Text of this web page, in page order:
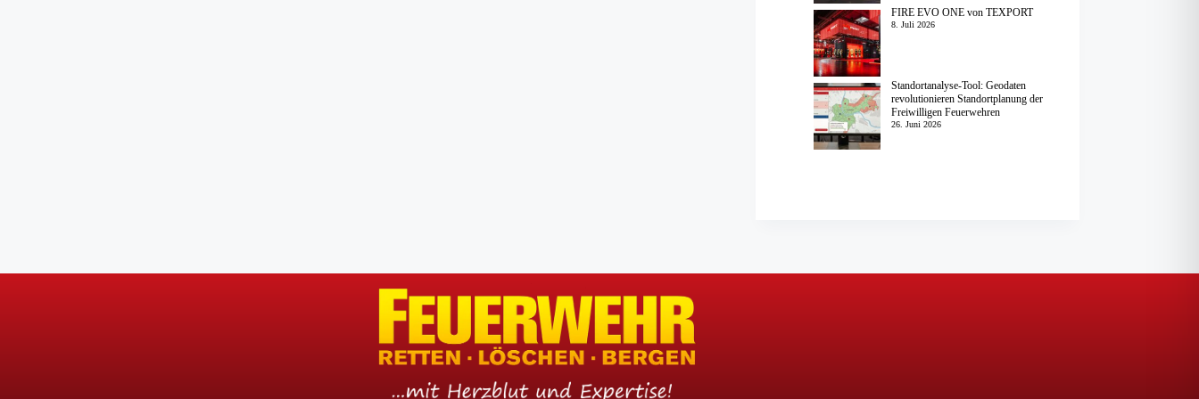
FIRE EVO ONE von TEXPORT
8. Juli 2026
Standortanalyse-Tool: Geodaten
revolutionieren Standortplanung der
Freiwilligen Feuerwehren
26. Juni 2026